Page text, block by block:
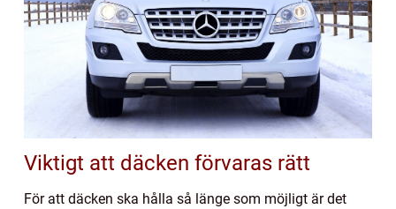
Viktigt att däcken förvaras rätt
För att däcken ska hålla så länge som möjligt är det